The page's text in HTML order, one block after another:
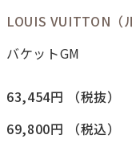
LOUIS VUITTON（
バケットGM
63,454円
（税抜）
69,800円
（税込）